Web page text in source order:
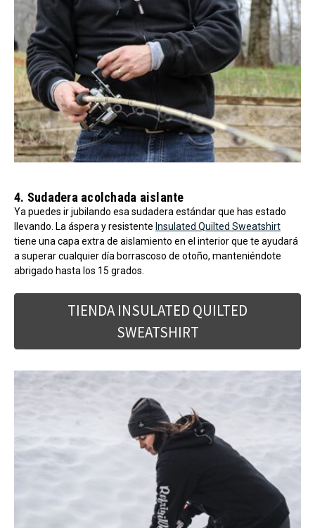
4. Sudadera acolchada aislante
Ya puedes ir jubilando esa sudadera estándar que has estado
llevando. La áspera y resistente Insulated Quilted Sweatshirt
tiene una capa extra de aislamiento en el interior que te ayudará
a superar cualquier día borrascoso de otoño, manteniéndote
abrigado hasta los 15 grados.
TIENDA INSULATED QUILTED
SWEATSHIRT